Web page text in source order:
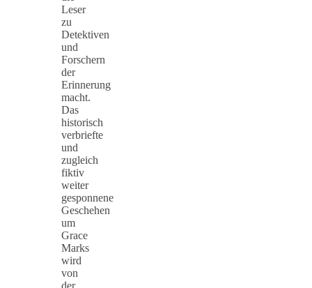
Leser
zu
Detektiven
und
Forschern
der
Erinnerung
macht.
Das
historisch
verbriefte
und
zugleich
fiktiv
weiter
gesponnene
Geschehen
um
Grace
Marks
wird
von